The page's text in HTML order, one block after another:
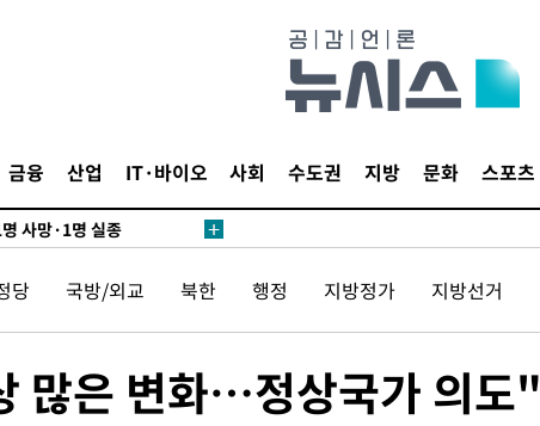
금융 산업 IT·바이오 사회 수도권 지방 문화 스포츠
명 돌파
고 담벼락 붕괴
만에 숨진 채 발견
사망·1명 실종
쇄신의 기회로 삼겠다"
"실망과 걱정 안겨드려 죄
스닥 1.3%↑
당 국방/외교 북한 행정 지방정가 지방선거
많은 변화…정상국가 의도"